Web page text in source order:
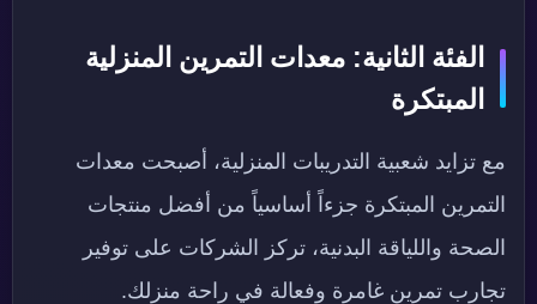
الفئة الثانية: معدات التمرين المنزلية
المبتكرة
مع تزايد شعبية التدريبات المنزلية، أصبحت معدات
التمرين المبتكرة جزءاً أساسياً من أفضل منتجات
الصحة واللياقة البدنية، تركز الشركات على توفير
تجارب تمرين غامرة وفعالة في راحة منزلك.